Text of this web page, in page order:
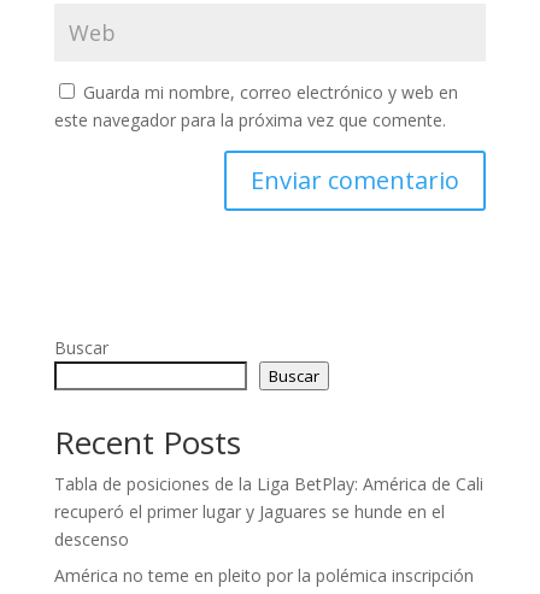
Guarda mi nombre, correo electrónico y web en
este navegador para la próxima vez que comente.
Buscar
Buscar
Recent Posts
Tabla de posiciones de la Liga BetPlay: América de Cali
recuperó el primer lugar y Jaguares se hunde en el
descenso
América no teme en pleito por la polémica inscripción